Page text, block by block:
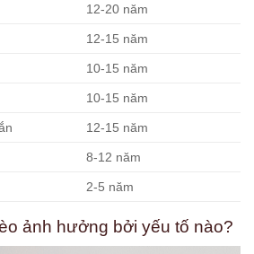
12-20 năm
12-15 năm
10-15 năm
10-15 năm
12-15 năm
8-12 năm
2-5 năm
ảnh hưởng bởi yếu tố nào?